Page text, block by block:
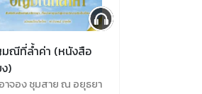
ณีที่ล้ำค่า (หนังสือ
)
าจอง ชุมสาย ณ อยุธยา